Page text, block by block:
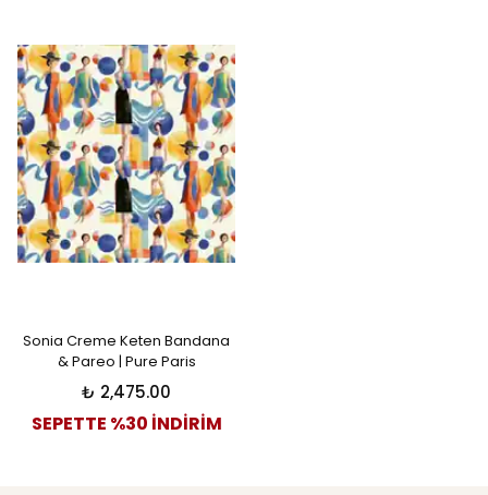
Sonia Creme Keten Bandana
& Pareo | Pure Paris
₺ 2,475.00
SEPETTE %30 İNDİRİM